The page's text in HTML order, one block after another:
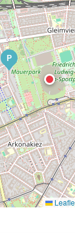
P